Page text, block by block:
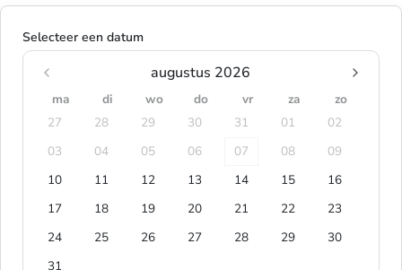
Selecteer een datum
augustus 2026
ma di wo do vr za
zo
27
28 29 30 31 01
02
03
04 05 06 07 08
09
10
11 12 13 14 15
16
17
18 19 20 21 22
23
24
25 26 27 28 29
30
31